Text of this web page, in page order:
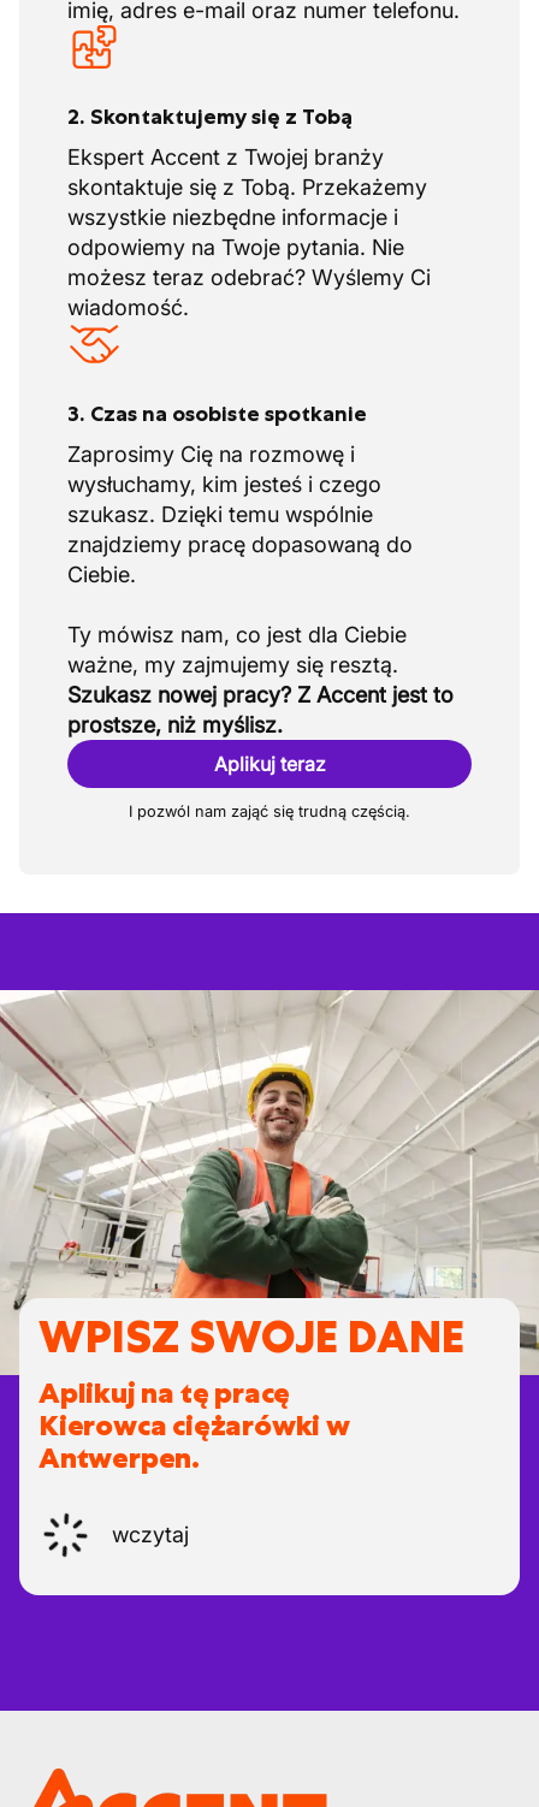
imię, adres e-mail oraz numer telefonu.
2. Skontaktujemy się z Tobą
Ekspert Accent z Twojej branży
skontaktuje się z Tobą. Przekażemy
wszystkie niezbędne informacje i
odpowiemy na Twoje pytania. Nie
możesz teraz odebrać? Wyślemy Ci
wiadomość.
3. Czas na osobiste spotkanie
Zaprosimy Cię na rozmowę i
wysłuchamy, kim jesteś i czego
szukasz. Dzięki temu wspólnie
znajdziemy pracę dopasowaną do
Ciebie.
Ty mówisz nam, co jest dla Ciebie
Szukasz nowej pracy? Z Accent jest to
prostsze, niż myślisz.
Aplikuj teraz
I pozwól nam zająć się trudną częścią.
WPISZ SWOJE DANE
Aplikuj na tę pracę
Kierowca ciężarówki w
Antwerpen.
wczytaj